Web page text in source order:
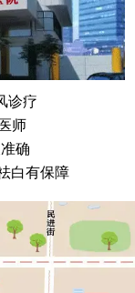
诊疗
师
确
白有保障